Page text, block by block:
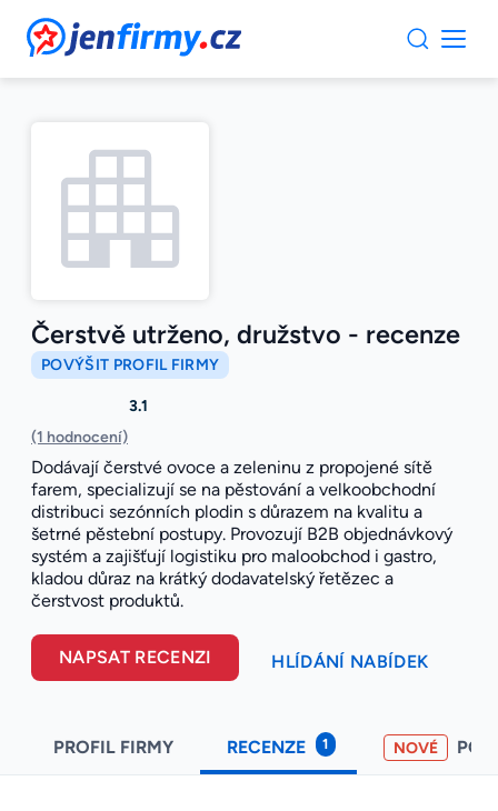
JenFirmy.cz
Čerstvě utrženo, družstvo - recenze
POVÝŠIT PROFIL FIRMY
3.1
(1 hodnocení)
Dodávají čerstvé ovoce a zeleninu z propojené sítě
farem, specializují se na pěstování a velkoobchodní
distribuci sezónních plodin s důrazem na kvalitu a
šetrné pěstební postupy. Provozují B2B objednávkový
systém a zajišťují logistiku pro maloobchod i gastro,
kladou důraz na krátký dodavatelský řetězec a
čerstvost produktů.
NAPSAT RECENZI HLÍDÁNÍ NABÍDEK
PROFIL FIRMY RECENZE 1 NOVÉ